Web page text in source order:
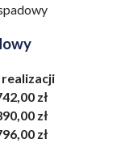
zł
zł
zł